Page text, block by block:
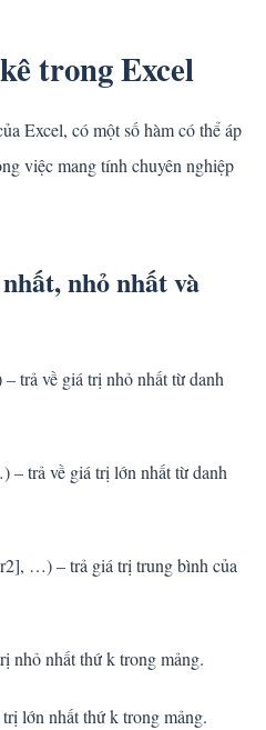
trong Excel
Excel, có một số hàm có thể áp
việc mang tính chuyên nghiệp
nhỏ nhất và
trả về giá trị nhỏ nhất từ danh
trả về giá trị lớn nhất từ danh
…) – trả giá trị trung bình của
nhỏ nhất thứ k trong mảng.
lớn nhất thứ k trong mảng.